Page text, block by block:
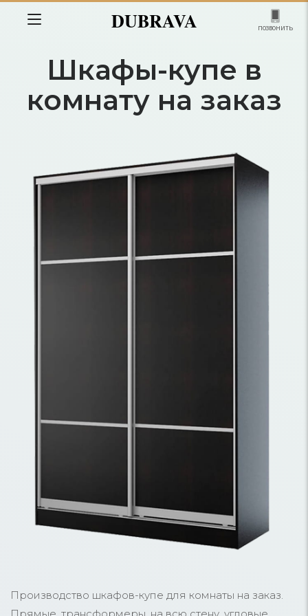
DUBRAVA позвонить
Шкафы-купе в
комнату на заказ
Производство шкафов-купе для комнаты на заказ.